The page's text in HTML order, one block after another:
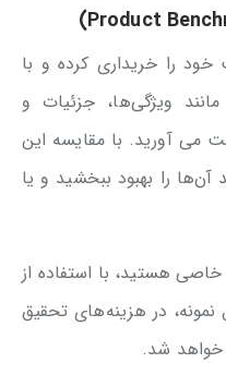
را خریداری کرده و با
ویژگی‌ها، جزئیات و
می آورید. با مقایسه این
آن‌ها را بهبود ببخشید و یا
هستید، با استفاده از
در هزینه‌های تحقیق
خواهد شد.